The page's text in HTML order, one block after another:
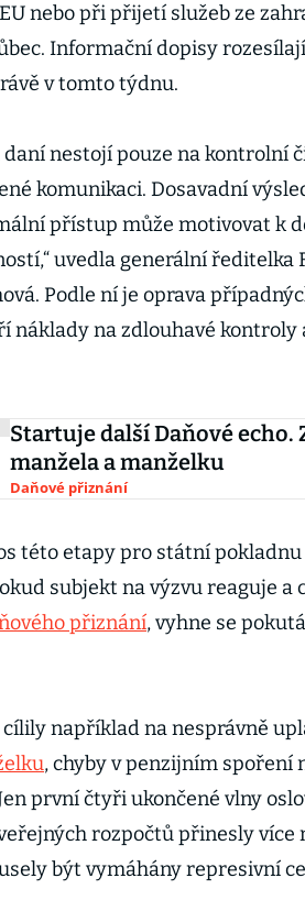
nebo při přijetí služeb ze
Informační dopisy
v tomto týdnu.
daní nestojí pouze na kontrolní
komunikaci. Dosavadní
přístup může motivovat k
uvedla generální ředitelka
Podle ní je oprava
náklady na zdlouhavé
Startuje další Daňové echo.
manžela a manželku
Daňové přiznání
této etapy pro státní
subjekt na výzvu reaguje a
přiznání, vyhne se
například na nesprávně
, chyby v penzijním spoření
první čtyři ukončené vlny
rozpočtů přinesly více
být vymáhány represivní